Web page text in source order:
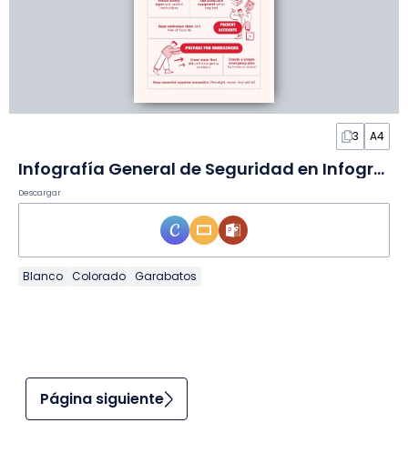
3 A4
Infografía General de Seguridad en Infografía
Descargar
Blanco Colorado Garabatos
Página siguiente